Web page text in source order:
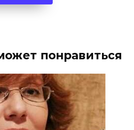
понравиться